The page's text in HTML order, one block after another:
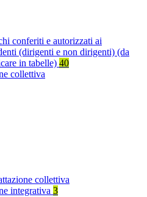
conferiti e autorizzati ai
(dirigenti e non dirigenti) (da
in tabelle) 40
collettiva
collettiva
integrativa 3